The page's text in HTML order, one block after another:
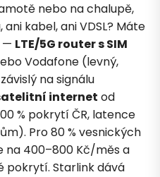
nebo na chalupě,
kabel, ani VDSL? Máte
— LTE/5G router s SIM
Vodafone (levný,
na signálu
internet od
% pokrytí ČR, latence
Pro 80 % vesnických
na 400–800 Kč/měs a
pokrytí. Starlink dává